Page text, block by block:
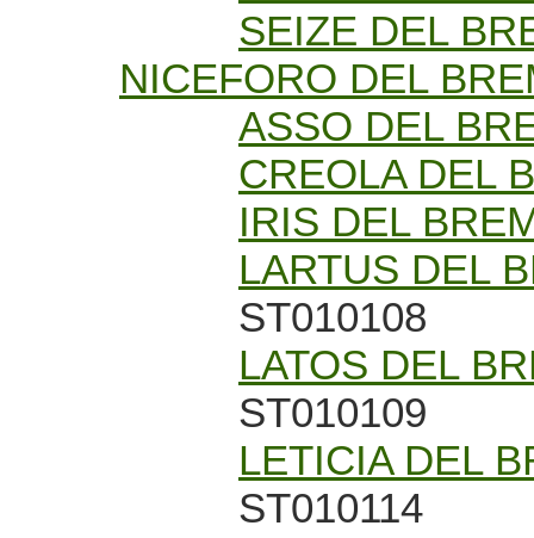
SEIZE DEL
NICEFORO DEL
ASSO DEL
CREOLA DEL
IRIS DEL
LARTUS DEL
ST010108
LATOS DEL
ST010109
LETICIA DEL
ST010114